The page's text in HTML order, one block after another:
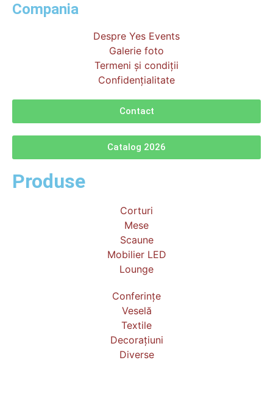
Compania
Despre Yes Events
Galerie foto
Termeni și condiții
Confidențialitate
Contact
Catalog 2026
Produse
Corturi
Mese
Scaune
Mobilier LED
Lounge
Conferințe
Veselă
Textile
Decorațiuni
Diverse